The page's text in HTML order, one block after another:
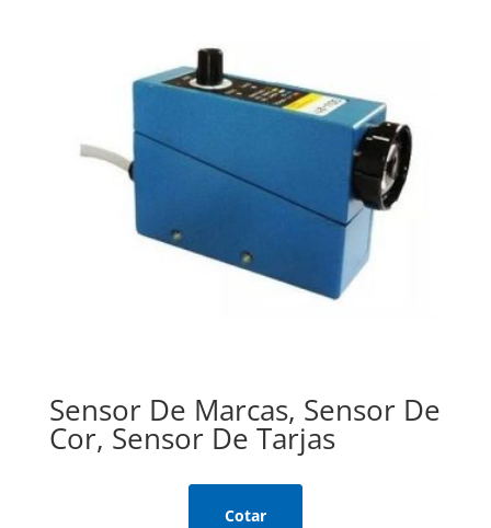
Sensor De Marcas, Sensor De
Cor, Sensor De Tarjas
Cotar